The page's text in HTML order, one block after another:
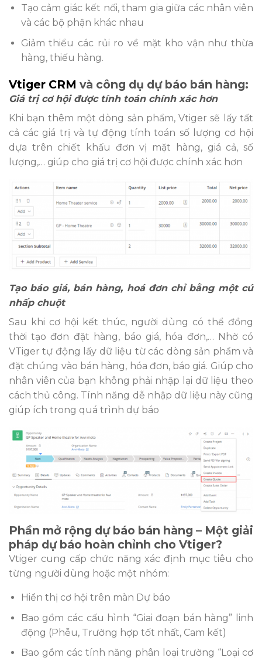
Tạo cảm giác kết nối, tham gia giữa các nhân viên
và các bộ phận khác nhau
Giảm thiểu các rủi ro về mặt kho vận như thừa
hàng, thiếu hàng.
Vtiger CRM và công dụ dự báo bán hàng:
Giá trị cơ hội được tính toán chính xác hơn
Khi bạn thêm một dòng sản phẩm, Vtiger sẽ lấy tất
cả các giá trị và tự động tính toán số lượng cơ hội
dựa trên chiết khấu đơn vị mặt hàng, giá cả, số
lượng,… giúp cho giá trị cơ hội được chính xác hơn
Tạo báo giá, bán hàng, hoá đơn chỉ bằng một cú
nhấp chuột
Sau khi cơ hội kết thúc, người dùng có thể đồng
thời tạo đơn đặt hàng, báo giá, hóa đơn,… Nhờ có
VTiger tự động lấy dữ liệu từ các dòng sản phẩm và
đặt chúng vào bán hàng, hóa đơn, báo giá. Giúp cho
nhân viên của bạn không phải nhập lại dữ liệu theo
cách thủ công. Tính năng dễ nhập dữ liệu này cũng
giúp ích trong quá trình dự báo
Phần mở rộng dự báo bán hàng – Một giải
pháp dự báo hoàn chỉnh cho Vtiger?
Vtiger cung cấp chức năng xác định mục tiêu cho
từng người dùng hoặc một nhóm:
Hiển thị cơ hội trên màn Dự báo
Bao gồm các cấu hình “Giai đoạn bán hàng” linh
động (Phễu, Trường hợp tốt nhất, Cam kết)
Bao gồm các tính năng phân loại trường “Loại cơ